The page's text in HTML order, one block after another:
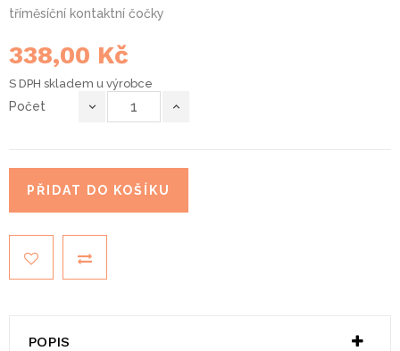
tříměsíční kontaktní čočky
338,00 Kč
S DPH skladem u výrobce
Počet
PŘIDAT DO KOŠÍKU
POPIS